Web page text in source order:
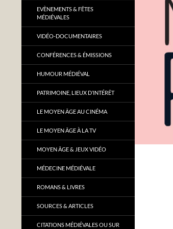
EVÈNEMENTS & FÊTES
MÉDIÉVALES
VIDÉO-DOCUMENTAIRES
CONFÉRENCES & ÉMISSIONS
HUMOUR MÉDIÉVAL
PATRIMOINE, LIEUX D’INTÉRÊT
LE MOYEN ÂGE AU CINÉMA
LE MOYEN ÂGE À LA TV
MOYEN ÂGE & JEUX VIDÉO
MÉDECINE MÉDIÉVALE
ROMANS & LIVRES
SOURCES & ARTICLES
CITATIONS MÉDIÉVALES OU SUR